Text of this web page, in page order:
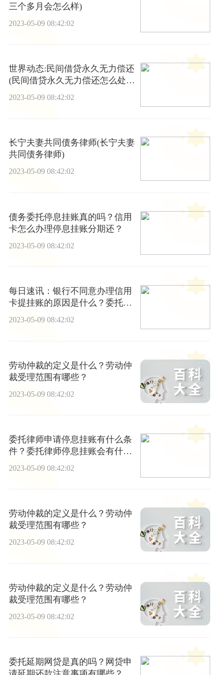
三个多月会怎么样)
2023-05-09 08:42:02
世界动态:民间借贷永久无力偿还
(民间借贷永久无力偿还怎么处
理)
2023-05-09 08:42:02
长宁夫妻共同债务律师(长宁夫妻
共同债务律师)
2023-05-09 08:42:02
债务委托停息挂账真的吗？信用
卡怎么办理停息挂账分期还？
2023-05-09 08:42:02
每日速讯：银行不同意办理信用
卡提挂账的原因是什么？委托律
师停息挂账是真的吗？
2023-05-09 08:42:02
劳动仲裁的定义是什么？劳动仲
裁受理范围有哪些？
2023-05-09 08:42:02
委托律师申请停息挂账有什么条
件？委托律师停息挂账会有什么
2023-05-09 08:42:02
劳动仲裁的定义是什么？劳动仲
裁受理范围有哪些？
2023-05-09 08:42:02
劳动仲裁的定义是什么？劳动仲
裁受理范围有哪些？
2023-05-09 08:42:02
委托延期网贷是真的吗？网贷申